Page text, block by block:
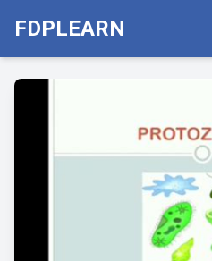
FDPLEARN